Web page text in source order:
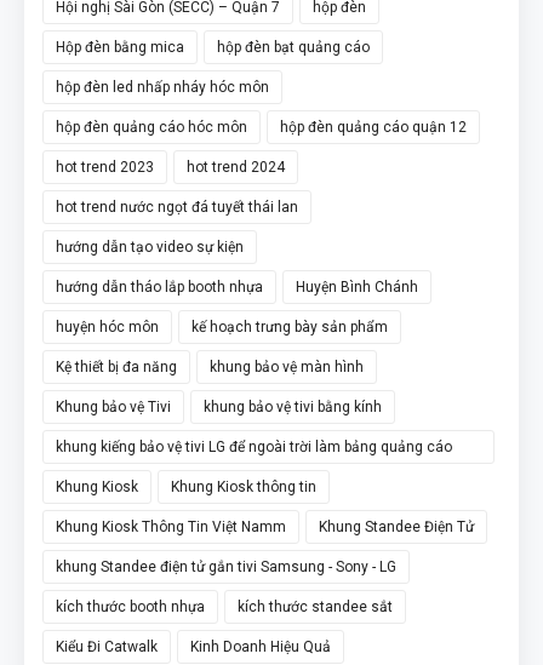
Hội nghị Sài Gòn (SECC) – Quận 7 hộp đèn
Hộp đèn bằng mica hộp đèn bạt quảng cáo
hộp đèn led nhấp nháy hóc môn
hộp đèn quảng cáo hóc môn hộp đèn quảng cáo quận 12
hot trend 2023 hot trend 2024
hot trend nước ngọt đá tuyết thái lan
hướng dẫn tạo video sự kiện
hướng dẫn tháo lắp booth nhựa Huyện Bình Chánh
huyện hóc môn kế hoạch trưng bày sản phẩm
Kệ thiết bị đa năng khung bảo vệ màn hình
Khung bảo vệ Tivi khung bảo vệ tivi bằng kính
khung kiếng bảo vệ tivi LG để ngoài trời làm bảng quảng cáo
chân đứng
Khung Kiosk Khung Kiosk thông tin
Khung Kiosk Thông Tin Việt Namm Khung Standee Điện Tử
khung Standee điện tử gắn tivi Samsung - Sony - LG
kích thước booth nhựa kích thước standee sắt
Kiểu Đi Catwalk Kinh Doanh Hiệu Quả